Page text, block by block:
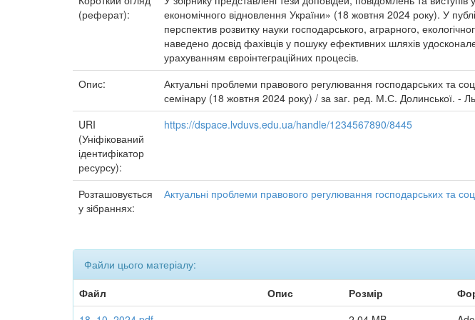
(реферат):
економічного відновлення України» (18 жовтня 2024 року). У
перспектив розвитку науки господарського, аграрного,
наведено досвід фахівців у пошуку ефективних шляхів
урахуванням євроінтеграційних процесів.
Опис:
Актуальні проблеми правового регулювання господарських та
семінару (18 жовтня 2024 року) / за заг. ред. М.С. Долинської. -
URI
(Уніфікований
ідентифікатор
ресурсу):
https://dspace.lvduvs.edu.ua/handle/1234567890/8445
Розташовується
у зібраннях:
Актуальні проблеми правового регулювання господарських та
Файли цього матеріалу:
Файл
Опис Розмір